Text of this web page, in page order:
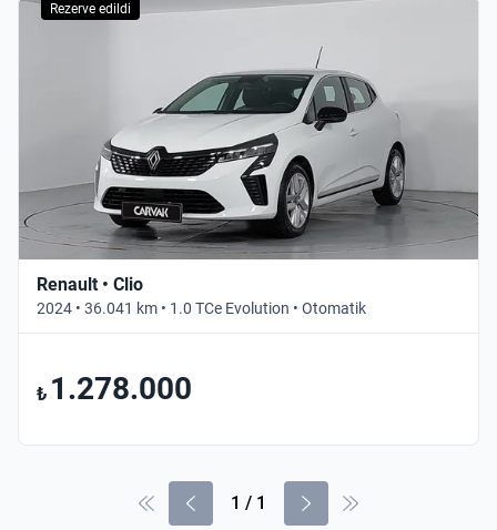
Rezerve edildi
Renault • Clio
2024 • 36.041 km • 1.0 TCe Evolution • Otomatik
₺ 1.278.000
1 / 1